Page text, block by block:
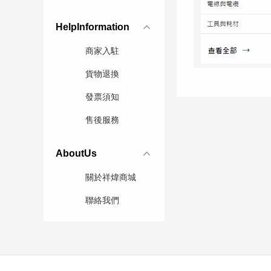
HelpInformation
商家入駐
貨物退換
發票須知
售後服務
AboutUs
關於祥煒商城
聯絡我們